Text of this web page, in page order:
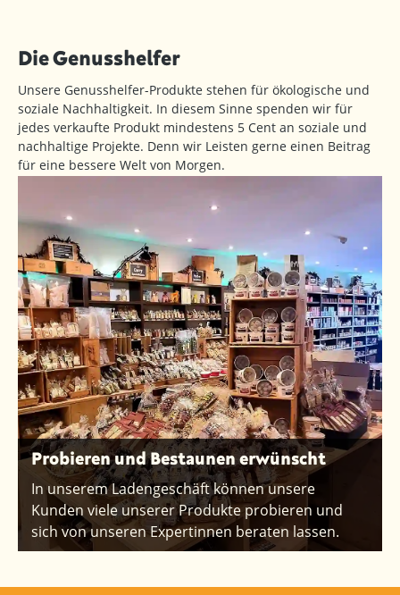
Die Genusshelfer
Unsere Genusshelfer-Produkte stehen für ökologische und
soziale Nachhaltigkeit. In diesem Sinne spenden wir für
jedes verkaufte Produkt mindestens 5 Cent an soziale und
nachhaltige Projekte. Denn wir Leisten gerne einen Beitrag
für eine bessere Welt von Morgen.
Probieren und Bestaunen erwünscht
In unserem Ladengeschäft können unsere
Kunden viele unserer Produkte probieren und
sich von unseren Expertinnen beraten lassen.